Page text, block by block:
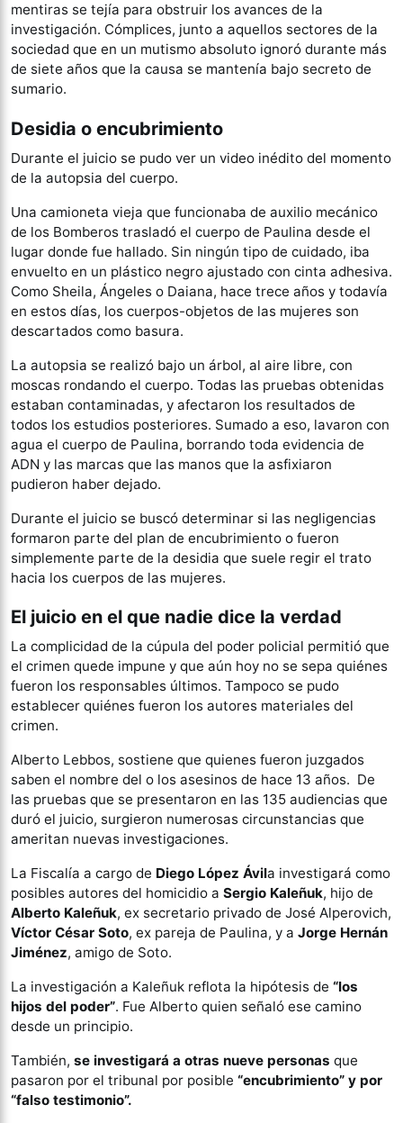
mentiras se tejía para obstruir los avances de la
investigación. Cómplices, junto a aquellos sectores de la
sociedad que en un mutismo absoluto ignoró durante más
de siete años que la causa se mantenía bajo secreto de
sumario.
Desidia o encubrimiento
Durante el juicio se pudo ver un video inédito del momento
de la autopsia del cuerpo.
Una camioneta vieja que funcionaba de auxilio mecánico
de los Bomberos trasladó el cuerpo de Paulina desde el
lugar donde fue hallado. Sin ningún tipo de cuidado, iba
envuelto en un plástico negro ajustado con cinta adhesiva.
Como Sheila, Ángeles o Daiana, hace trece años y todavía
en estos días, los cuerpos-objetos de las mujeres son
descartados como basura.
La autopsia se realizó bajo un árbol, al aire libre, con
moscas rondando el cuerpo. Todas las pruebas obtenidas
estaban contaminadas, y afectaron los resultados de
todos los estudios posteriores. Sumado a eso, lavaron con
agua el cuerpo de Paulina, borrando toda evidencia de
ADN y las marcas que las manos que la asfixiaron
pudieron haber dejado.
Durante el juicio se buscó determinar si las negligencias
formaron parte del plan de encubrimiento o fueron
simplemente parte de la desidia que suele regir el trato
hacia los cuerpos de las mujeres.
El juicio en el que nadie dice la verdad
La complicidad de la cúpula del poder policial permitió que
el crimen quede impune y que aún hoy no se sepa quiénes
fueron los responsables últimos. Tampoco se pudo
establecer quiénes fueron los autores materiales del
crimen.
Alberto Lebbos, sostiene que quienes fueron juzgados
saben el nombre del o los asesinos de hace 13 años. De
las pruebas que se presentaron en las 135 audiencias que
duró el juicio, surgieron numerosas circunstancias que
ameritan nuevas investigaciones.
La Fiscalía a cargo de Diego López Ávila investigará como
posibles autores del homicidio a Sergio Kaleñuk, hijo de
Alberto Kaleñuk, ex secretario privado de José Alperovich,
Víctor César Soto, ex pareja de Paulina, y a Jorge Hernán
Jiménez, amigo de Soto.
La investigación a Kaleñuk reflota la hipótesis de “los
hijos del poder”. Fue Alberto quien señaló ese camino
desde un principio.
También, se investigará a otras nueve personas que
pasaron por el tribunal por posible “encubrimiento” y por
“falso testimonio”.